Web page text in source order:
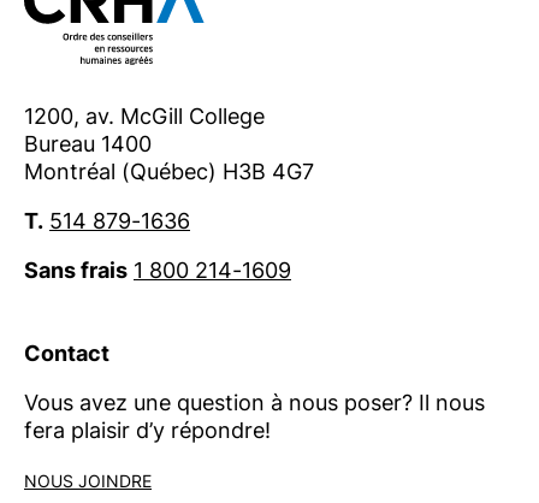
1200, av. McGill College
Bureau 1400
Montréal (Québec) H3B 4G7
T. 514 879-1636
Sans frais 1 800 214-1609
Contact
Vous avez une question à nous poser? Il nous
fera plaisir d’y répondre!
NOUS JOINDRE